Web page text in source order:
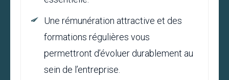
Une rémunération attractive et des
formations régulières vous
permettront d’évoluer durablement au
sein de l’entreprise.